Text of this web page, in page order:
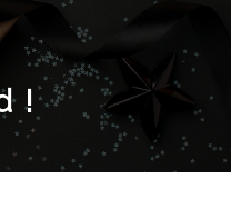
!